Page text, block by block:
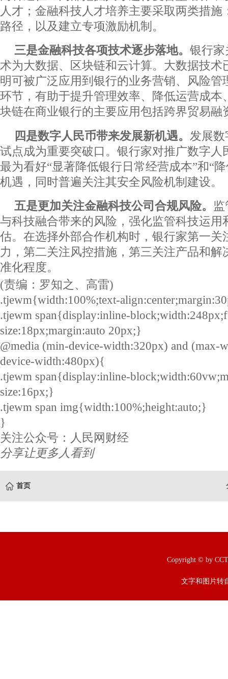
人才；金融科技人才培养主要采取两类措施
路径，以及建立专项激励机制。
三是金融科技各项技术逐步落地。 银行家
术为大数据、区块链和云计算。大数据技术
明可被广泛应用到银行的业务营销、风险管
环节，有助于提升管理效率、降低运营成本
块链在商业银行的主要应用包括跨界贸易融
四是数字人民币带来发展新机遇。 发展
试点成为重要突破口。银行家对推广数字人
最为看好“显著降低银行日常经营成本”和“
机遇，同时普遍关注其安全风险机制建设。
五是更加关注金融科技公司合规风险。
与科技融合带来的风险，强化监管科技运用
估。在选择外部合作机构时，银行家第一关
力，第二关注风控措施，第三关注产品和解
准化程度。
(责编：罗知之、高雷)
.tjewm{width:100%;text-
.tjewm span{display:inline-
size:18px;margin:auto 20px;}
@media (min-device-width:320px) and (max-
device-width:480px){
.tjewm span{display:inline-
size:16px;}
.tjewm span img{width:100%;height:auto;}
}
关注公众号：人民网财经
分享让更多人看到
首页
Copyright © by
文字和图片转